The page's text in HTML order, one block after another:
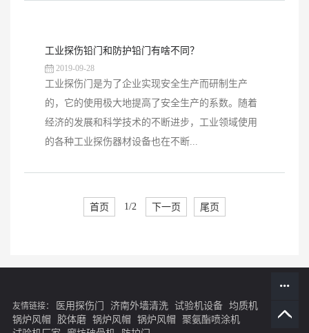
工业探伤铅门和防护铅门有啥不同？
2019-09-28
工业探伤门是为了企业实现安全生产而研制生产
的，它的使用极大地提高了安全生产的系数。随着
经济的发展和科学技术的不断进步，工业领域使用
的各种工业探伤器材设备也在不断...
首页 1/2 下一页 尾页
友情链接： 医用探伤门 济南外墙清洗 试验机设备
均质机
锅炉风帽
胶体磨 锅炉风帽 锅炉风帽
聚氨酯喷涂机